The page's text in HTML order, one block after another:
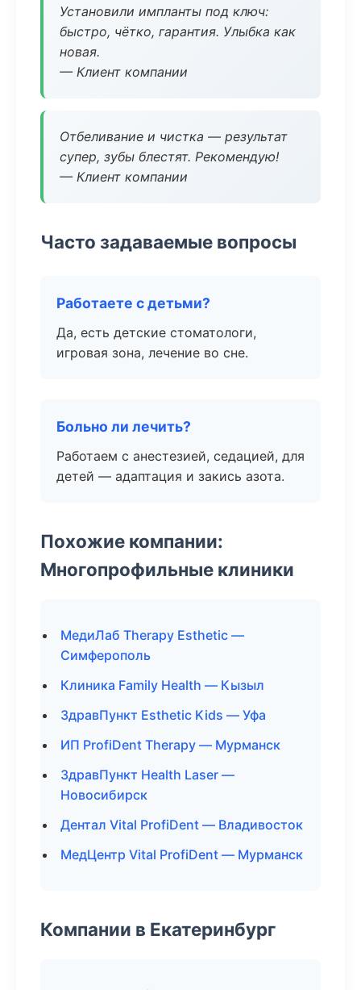
Установили импланты под ключ:
быстро, чётко, гарантия. Улыбка как
новая.
— Клиент компании
Отбеливание и чистка — результат
супер, зубы блестят. Рекомендую!
— Клиент компании
Часто задаваемые вопросы
Работаете с детьми?
Да, есть детские стоматологи,
игровая зона, лечение во сне.
Больно ли лечить?
Работаем с анестезией, седацией, для
детей — адаптация и закись азота.
Похожие компании:
Многопрофильные клиники
МедиЛаб Therapy Esthetic —
Симферополь
Клиника Family Health — Кызыл
ЗдравПункт Esthetic Kids — Уфа
ИП ProfiDent Therapy — Мурманск
ЗдравПункт Health Laser —
Новосибирск
Дентал Vital ProfiDent — Владивосток
МедЦентр Vital ProfiDent — Мурманск
Компании в Екатеринбург